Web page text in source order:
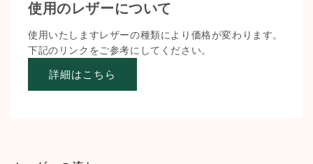
使用のレザーについて
使用いたしますレザーの種類により価格が変わります。
下記のリンクをご参考にしてください。
詳細はこちら